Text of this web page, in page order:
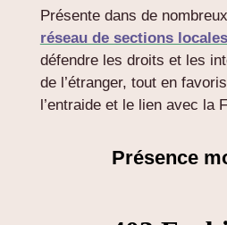
Présente dans de
réseau de sections locales
défendre les droits et les
de l’étranger, tout en
l’entraide et le lien avec la
Présence